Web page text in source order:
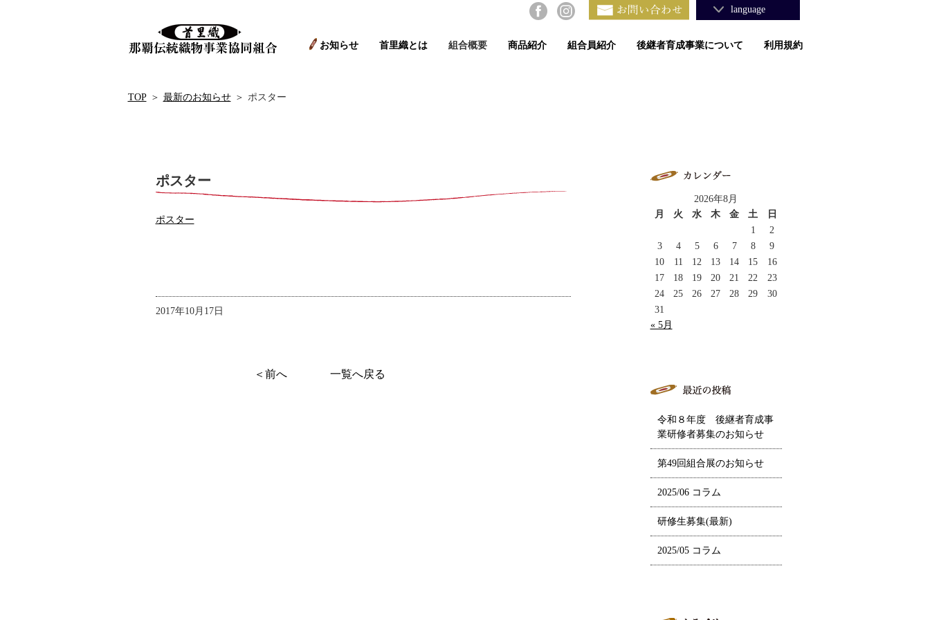
お知らせ 首里織とは 組合概要 商品紹介 組合員紹介 後継者育成事業について 利用規約
language
TOP ＞ 最新のお知らせ ＞ ポスター
ポスター
ポスター
2017年10月17日
＜前へ 一覧へ戻る
2026年8月
月
火 水 木 金 土
日
1
2
3
4 5 6 7 8
9
10
11 12 13 14 15
16
17
18 19 20 21 22
23
24
25 26 27 28 29
30
31
« 5月
令和８年度 後継者育成事
業研修者募集のお知らせ
第49回組合展のお知らせ
2025/06 コラム
研修生募集(最新)
2025/05 コラム